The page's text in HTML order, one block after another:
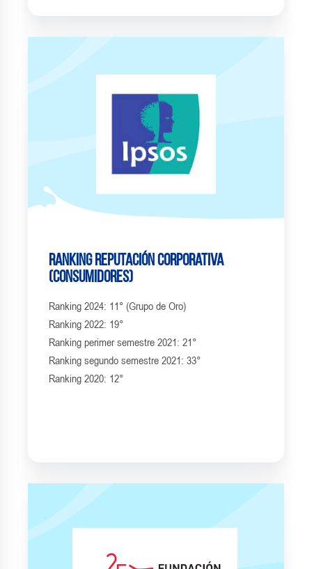
Ranking Reputación corporativa
(consumidores)
Ranking 2024: 11° (Grupo de Oro)
Ranking 2022: 19°
Ranking perimer semestre 2021: 21°
Ranking segundo semestre 2021: 33°
Ranking 2020: 12°